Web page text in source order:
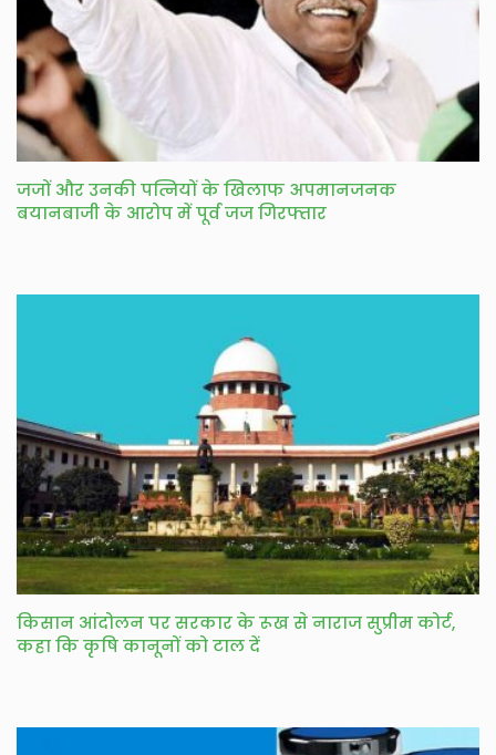
जजों और उनकी पत्नियों के खिलाफ अपमानजनक
बयानबाजी के आरोप में पूर्व जज गिरफ्तार
किसान आंदोलन पर सरकार के रूख से नाराज सुप्रीम कोर्ट,
कहा कि कृषि कानूनों को टाल दें